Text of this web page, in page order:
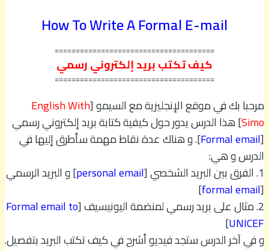
How To Write A Formal E-mail
======================================
كيف تكتب بريد إلكتروني رسمي
======================================
مرحبا بك في موقع الإنجليزية مع السيمو [English With
Simo] هذا الدرس يدور حول كيفية كتابة بريد إلكتروني رسمي
[
Formal email]. و هناك عدة نقاط مهمة سأطرق إليها في
الدرس و هي:
1. الفرق بين البريد الشخصي [
personal email] و البريد الرسمي
[
formal email
]
2. مثال على بريد رسمي لمنضمة اليونيسيف [
Formal email to
UNICEF
]
و في آخر الدرس ستجد فيديو أشرح في كيف تكتب البريد بتفصيل.